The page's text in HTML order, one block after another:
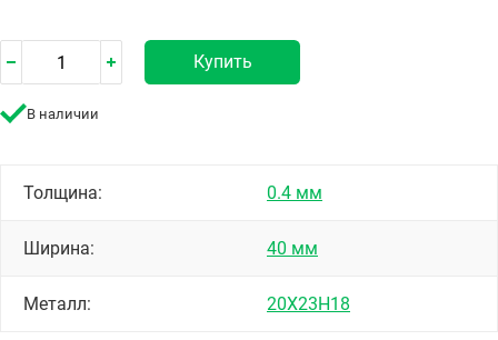
Купить
В наличии
Толщина: 0.4 мм
Ширина: 40 мм
Металл: 20Х23Н18